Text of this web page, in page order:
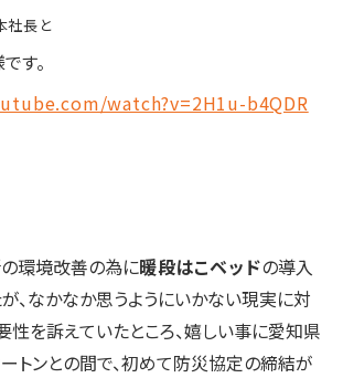
社長と
す。
watch?v=2H1u-b4QDR
環境改善の為に暖段はこベッドの導入
、なかなか思うようにいかない現実に対
性を訴えていたところ、嬉しい事に愛知県
トンとの間で、初めて防災協定の締結が